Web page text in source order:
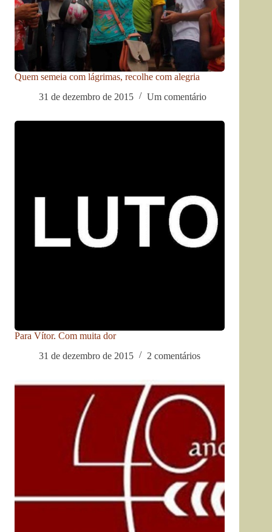
Quem semeia com lágrimas, recolhe com alegria
31 de dezembro de 2015
Um comentário
Para Vítor. Com muita dor
31 de dezembro de 2015
2 comentários